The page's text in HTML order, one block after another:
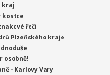
kraj
kostce
řeči
Plzeňského kraje
osobně!
- Karlovy Vary